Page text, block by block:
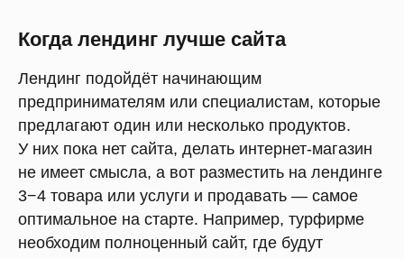
Когда лендинг лучше сайта
Лендинг подойдёт начинающим
предпринимателям или специалистам, которые
предлагают один или несколько продуктов.
У них пока нет сайта, делать интернет-магазин
не имеет смысла, а вот разместить на лендинге
3−4 товара или услуги и продавать — самое
оптимальное на старте. Например, турфирме
необходим полноценный сайт, где будут